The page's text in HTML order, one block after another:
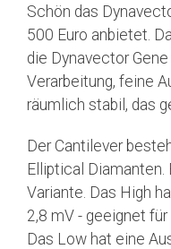
Schön das
500 Euro anbietet.
die Dynavector
Verarbeitung, feine
räumlich stabil, das
Der Cantilever
Elliptical Diamanten.
Variante. Das High
2,8 mV - geeignet
Das Low hat eine